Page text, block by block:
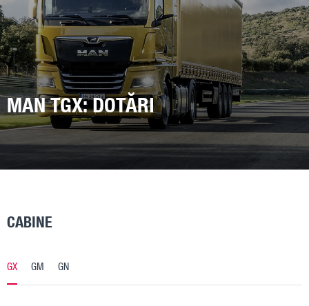
MAN TGX: DOTĂRI
CABINE
GX GM GN